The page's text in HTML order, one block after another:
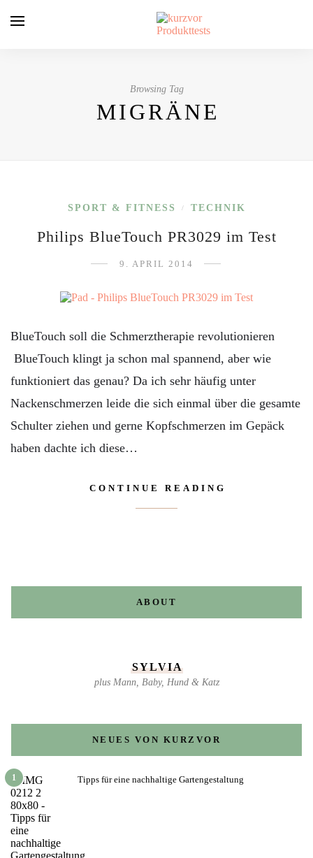
Browsing Tag
MIGRÄNE
SPORT & FITNESS / TECHNIK
Philips BlueTouch PR3029 im Test
9. APRIL 2014
BlueTouch soll die Schmerztherapie revolutionieren
BlueTouch klingt ja schon mal spannend, aber wie
funktioniert das genau? Da ich sehr häufig unter
Nackenschmerzen leide die sich einmal über die gesamte
Schulter ziehen und gerne Kopfschmerzen im Gepäck
haben dachte ich diese…
CONTINUE READING
ABOUT
SYLVIA
plus Mann, Baby, Hund & Katz
NEUES VON KURZVOR
1 Tipps für eine nachhaltige Gartengestaltung